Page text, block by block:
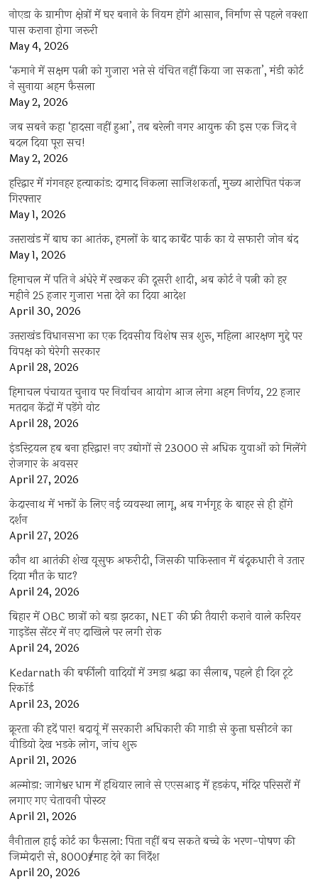
नोएडा के ग्रामीण क्षेत्रों में घर बनाने के नियम होंगे आसान, निर्माण से पहले नक्शा
पास कराना होगा जरूरी
May 4, 2026
‘कमाने में सक्षम पत्नी को गुजारा भत्ते से वंचित नहीं किया जा सकता’, मंडी कोर्ट
ने सुनाया अहम फैसला
May 2, 2026
जब सबने कहा ‘हादसा नहीं हुआ’, तब बरेली नगर आयुक्त की इस एक जिद ने
बदल दिया पूरा सच!
May 2, 2026
हरिद्वार में गंगनहर हत्याकांड: दामाद निकला साजिशकर्ता, मुख्य आरोपित पंकज
गिरफ्तार
May 1, 2026
उत्तराखंड में बाघ का आतंक, हमलों के बाद कार्बेट पार्क का ये सफारी जोन बंद
May 1, 2026
हिमाचल में पति ने अंधेरे में रखकर की दूसरी शादी, अब कोर्ट ने पत्नी को हर
महीने 25 हजार गुजारा भत्ता देने का दिया आदेश
April 30, 2026
उत्तराखंड विधानसभा का एक दिवसीय विशेष सत्र शुरू, महिला आरक्षण मुद्दे पर
विपक्ष को घेरेगी सरकार
April 28, 2026
हिमाचल पंचायत चुनाव पर निर्वाचन आयोग आज लेगा अहम निर्णय, 22 हजार
मतदान केंद्रों में पड़ेंगे वोट
April 28, 2026
इंडस्ट्रियल हब बना हरिद्वार! नए उद्योगों से 23000 से अधिक युवाओं को मिलेंगे
रोजगार के अवसर
April 27, 2026
केदारनाथ में भक्तों के लिए नई व्यवस्था लागू, अब गर्भगृह के बाहर से ही होंगे
दर्शन
April 27, 2026
कौन था आतंकी शेख यूसुफ अफरीदी, जिसकी पाकिस्तान में बंदूकधारी ने उतार
दिया मौत के घाट?
April 24, 2026
बिहार में OBC छात्रों को बड़ा झटका, NET की फ्री तैयारी कराने वाले करियर
गाइडेंस सेंटर में नए दाखिले पर लगी रोक
April 24, 2026
Kedarnath की बर्फीली वादियों में उमड़ा श्रद्धा का सैलाब, पहले ही दिन टूटे
रिकॉर्ड
April 23, 2026
क्रूरता की हदें पार! बदायूं में सरकारी अधिकारी की गाड़ी से कुत्ता घसीटने का
वीडियो देख भड़के लोग, जांच शुरू
April 21, 2026
अल्मोड़ा: जागेश्वर धाम में हथियार लाने से एएसआइ में हड़कंप, मंदिर परिसरों में
लगाए गए चेतावनी पोस्टर
April 21, 2026
नैनीताल हाई कोर्ट का फैसला: पिता नहीं बच सकते बच्चे के भरण-पोषण की
जिम्मेदारी से, 8000₹/माह देने का निर्देश
April 20, 2026